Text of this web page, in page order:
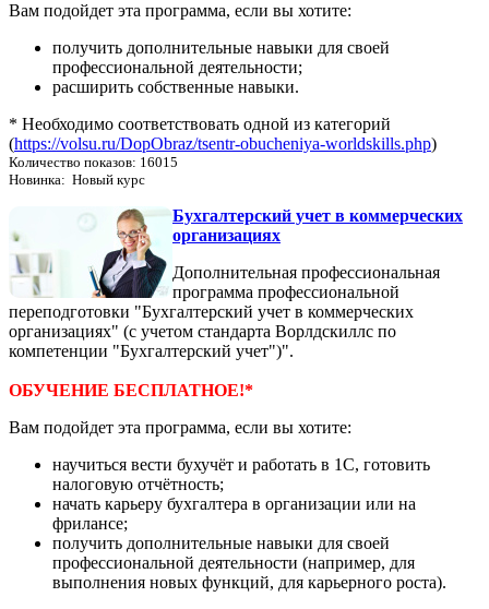
Вам подойдет эта программа, если вы хотите:
получить дополнительные навыки для своей
профессиональной деятельности;
расширить собственные навыки.
* Необходимо соответствовать одной из категорий
(https://volsu.ru/DopObraz/tsentr-obucheniya-worldskills.php)
Количество показов: 16015
Новинка: Новый курс
Бухгалтерский учет в коммерческих
организациях
Дополнительная профессиональная
программа профессиональной
переподготовки "Бухгалтерский учет в коммерческих
организациях" (с учетом стандарта Ворлдскиллс по
компетенции "Бухгалтерский учет")".
ОБУЧЕНИЕ БЕСПЛАТНОЕ!*
Вам подойдет эта программа, если вы хотите:
научиться вести бухучёт и работать в 1С, готовить
налоговую отчётность;
начать карьеру бухгалтера в организации или на
фрилансе;
получить дополнительные навыки для своей
профессиональной деятельности (например, для
выполнения новых функций, для карьерного роста).